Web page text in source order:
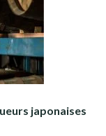
japonaises